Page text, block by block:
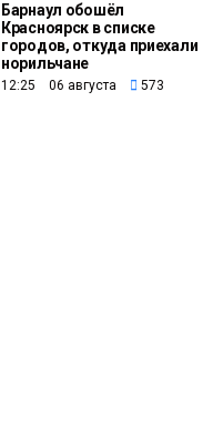
Барнаул обошёл
Красноярск в списке
городов, откуда приехали
норильчане
12:25 06 августа 573